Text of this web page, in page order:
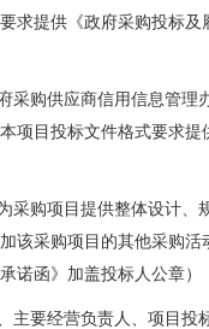
求提供《政府采购投标
采购供应商信用信息管理
项目投标文件格式要求
采购项目提供整体设计、
该采购项目的其他采购
诺函》加盖投标人公章）
主要经营负责人、项目投